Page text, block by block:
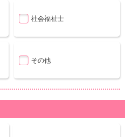
社会福祉士
その他